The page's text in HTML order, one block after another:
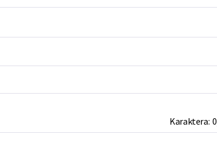
Karaktera:0